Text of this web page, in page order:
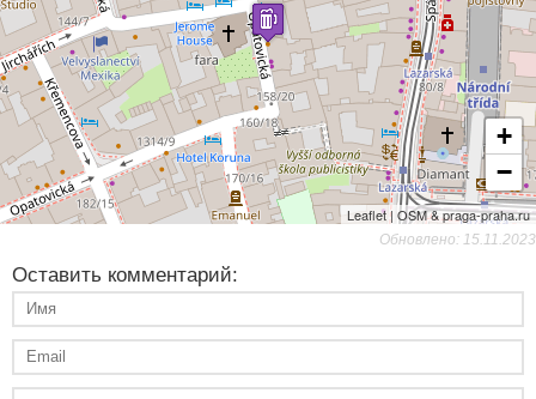
+
−
Leaflet | OSM & praga-praha.ru
Обновлено: 15.11.2023
Оставить комментарий: